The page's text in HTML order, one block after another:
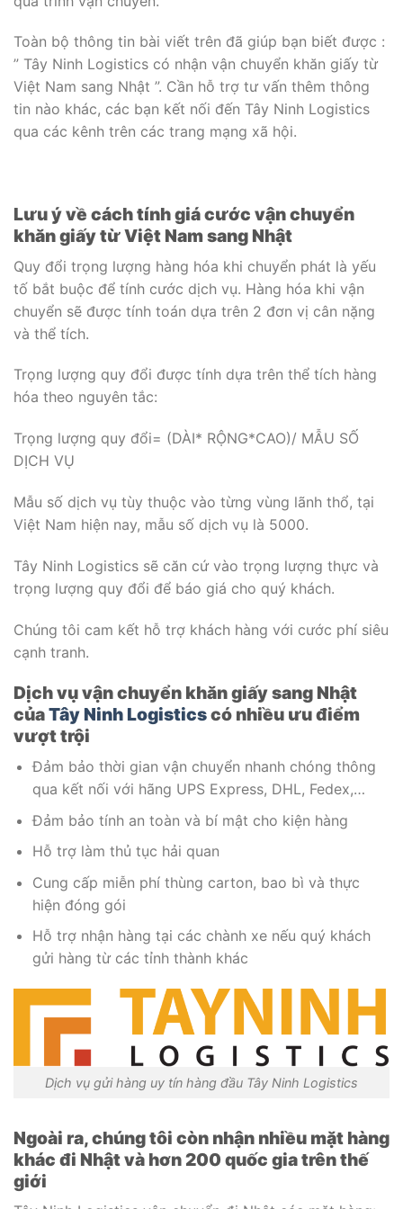
Toàn bộ thông tin bài viết trên đã giúp bạn biết được :
” Tây Ninh Logistics có nhận vận chuyển khăn giấy từ
Việt Nam sang Nhật ”. Cần hỗ trợ tư vấn thêm thông
tin nào khác, các bạn kết nối đến Tây Ninh Logistics
qua các kênh trên các trang mạng xã hội.
Lưu ý về cách tính giá cước vận chuyển
khăn giấy từ Việt Nam sang Nhật
Quy đổi trọng lượng hàng hóa khi chuyển phát là yếu
tố bắt buộc để tính cước dịch vụ. Hàng hóa khi vận
chuyển sẽ được tính toán dựa trên 2 đơn vị cân nặng
và thể tích.
Trọng lượng quy đổi được tính dựa trên thể tích hàng
hóa theo nguyên tắc:
Trọng lượng quy đổi= (DÀI* RỘNG*CAO)/ MẪU SỐ
DỊCH VỤ
Mẫu số dịch vụ tùy thuộc vào từng vùng lãnh thổ, tại
Việt Nam hiện nay, mẫu số dịch vụ là 5000.
Tây Ninh Logistics sẽ căn cứ vào trọng lượng thực và
trọng lượng quy đổi để báo giá cho quý khách.
Chúng tôi cam kết hỗ trợ khách hàng với cước phí siêu
cạnh tranh.
Dịch vụ vận chuyển khăn giấy sang Nhật
củaTây Ninh Logisticscó nhiều ưu điểm
vượt trội
Đảm bảo thời gian vận chuyển nhanh chóng thông
qua kết nối với hãng UPS Express, DHL, Fedex,…
Đảm bảo tính an toàn và bí mật cho kiện hàng
Hỗ trợ làm thủ tục hải quan
Cung cấp miễn phí thùng carton, bao bì và thực
hiện đóng gói
Hỗ trợ nhận hàng tại các chành xe nếu quý khách
gửi hàng từ các tỉnh thành khác
Dịch vụ gửi hàng uy tín hàng đầu Tây Ninh Logistics
Ngoài ra, chúng tôi còn nhận nhiều mặt hàng
khác đi Nhật và hơn 200 quốc gia trên thế
giới